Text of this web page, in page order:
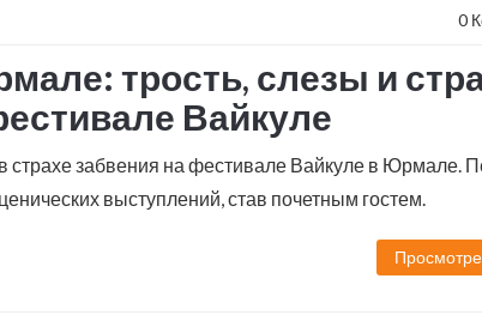
0
трость, слезы и
Вайкуле
страхе забвения на фестивале Вайкуле в Юрмале.
выступлений, став почетным гостем.